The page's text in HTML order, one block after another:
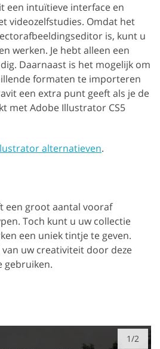
een intuïtieve interface en
videozelfstudies. Omdat het
is, kunt u
werken. Je hebt alleen een
Daarnaast is het mogelijk om
formaten te importeren
een extra punt geeft als je de
met Adobe Illustrator CS5
alternatieven.
een groot aantal vooraf
Toch kunt u uw collectie
een uniek tintje te geven.
uw creativiteit door deze
gebruiken.
1/2